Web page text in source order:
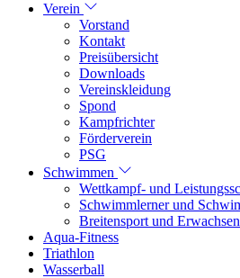
Verein
Vorstand
Kontakt
Preisübersicht
Downloads
Vereinskleidung
Spond
Kampfrichter
Förderverein
PSG
Schwimmen
Wettkampf- und
Schwimmlerner und
Breitensport und
Aqua-Fitness
Triathlon
Wasserball